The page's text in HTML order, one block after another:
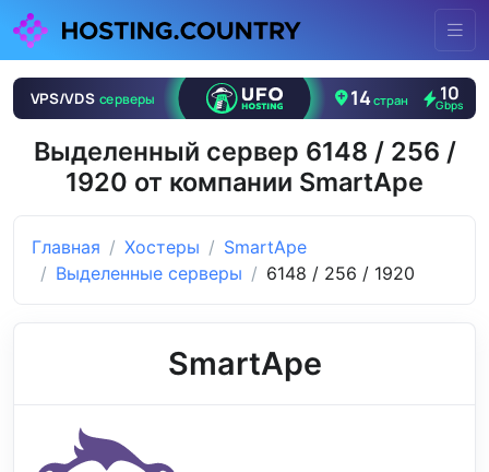
Выделенный сервер 6148 / 256 /
1920 от компании SmartApe
Главная Хостеры
SmartApe
Выделенные серверы
6148 / 256 / 1920
SmartApe